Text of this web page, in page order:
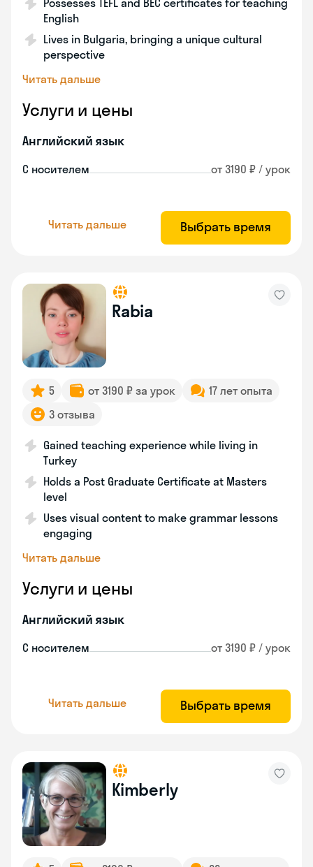
Possesses TEFL and BEC certificates for teaching
English
Lives in Bulgaria, bringing a unique cultural
perspective
Читать дальше
Услуги и цены
Английский язык
С носителем от 3190 ₽ / урок
Читать дальше Выбрать время
Rabia
5 от 3190 ₽ за урок
17 лет опыта
3 отзыва
Gained teaching experience while living in
Turkey
Holds a Post Graduate Certificate at Masters
level
Uses visual content to make grammar lessons
engaging
Читать дальше
Услуги и цены
Английский язык
С носителем от 3190 ₽ / урок
Читать дальше Выбрать время
Kimberly